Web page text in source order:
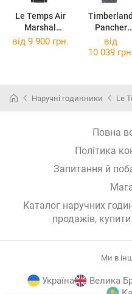
Le Temps Air
Marshal
LT1080.14BL1
Timberland
Pancher
28903
від 9 900 грн.
від
10 039
Наручні годинники Le
Повна
Політика
Запитання й
Каталог наручних
продажів,
Ми в
Україна Велика